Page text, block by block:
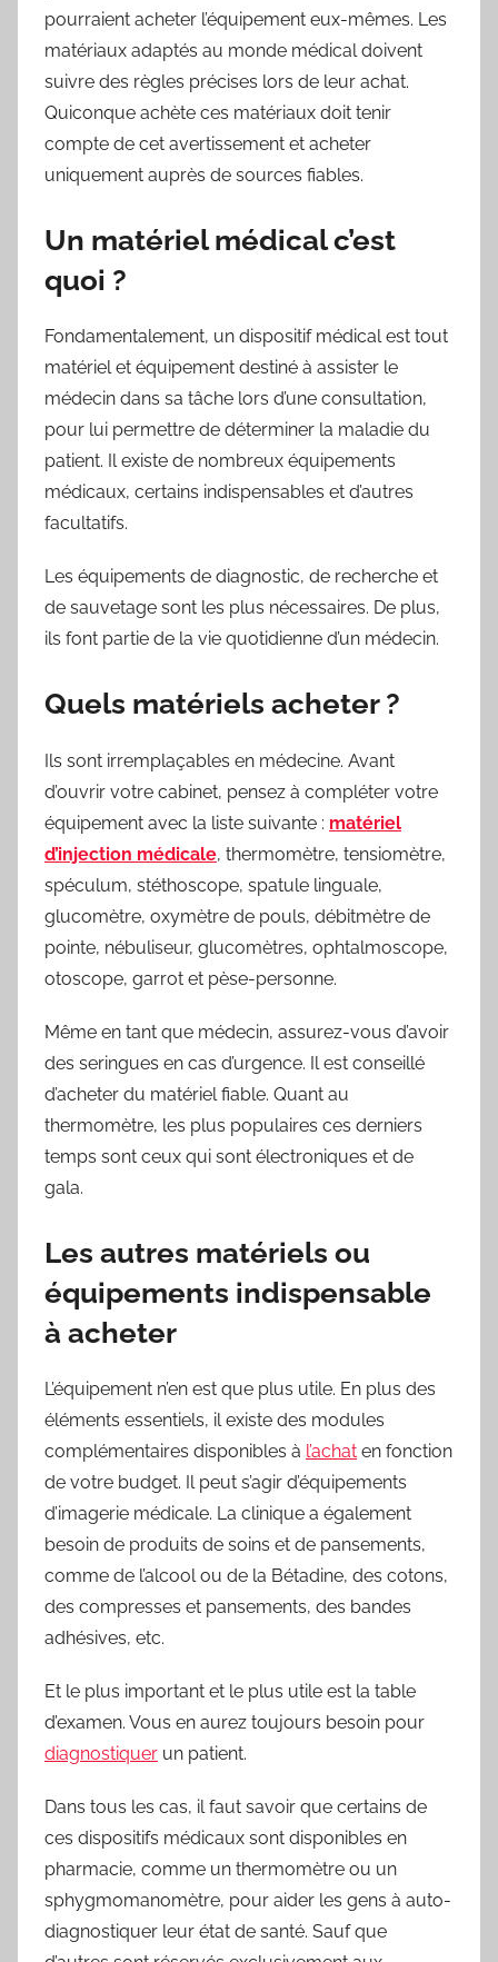
pourraient acheter l’équipement eux-mêmes. Les
matériaux adaptés au monde médical doivent
suivre des règles précises lors de leur achat.
Quiconque achète ces matériaux doit tenir
compte de cet avertissement et acheter
uniquement auprès de sources fiables.
Un matériel médical c’est
quoi ?
Fondamentalement, un dispositif médical est tout
matériel et équipement destiné à assister le
médecin dans sa tâche lors d’une consultation,
pour lui permettre de déterminer la maladie du
patient. Il existe de nombreux équipements
médicaux, certains indispensables et d’autres
facultatifs.
Les équipements de diagnostic, de recherche et
de sauvetage sont les plus nécessaires. De plus,
ils font partie de la vie quotidienne d’un médecin.
Quels matériels acheter ?
Ils sont irremplaçables en médecine. Avant
d’ouvrir votre cabinet, pensez à compléter votre
équipement avec la liste suivante : matériel
d’injection médicale, thermomètre, tensiomètre,
spéculum, stéthoscope, spatule linguale,
glucomètre, oxymètre de pouls, débitmètre de
pointe, nébuliseur, glucomètres, ophtalmoscope,
otoscope, garrot et pèse-personne.
Même en tant que médecin, assurez-vous d’avoir
des seringues en cas d’urgence. Il est conseillé
d’acheter du matériel fiable. Quant au
thermomètre, les plus populaires ces derniers
temps sont ceux qui sont électroniques et de
gala.
Les autres matériels ou
équipements indispensable
à acheter
L’équipement n’en est que plus utile. En plus des
éléments essentiels, il existe des modules
complémentaires disponibles à l’achat en fonction
de votre budget. Il peut s’agir d’équipements
d’imagerie médicale. La clinique a également
besoin de produits de soins et de pansements,
comme de l’alcool ou de la Bétadine, des cotons,
des compresses et pansements, des bandes
adhésives, etc.
Et le plus important et le plus utile est la table
d’examen. Vous en aurez toujours besoin pour
diagnostiquer un patient.
Dans tous les cas, il faut savoir que certains de
ces dispositifs médicaux sont disponibles en
pharmacie, comme un thermomètre ou un
sphygmomanomètre, pour aider les gens à auto-
diagnostiquer leur état de santé. Sauf que